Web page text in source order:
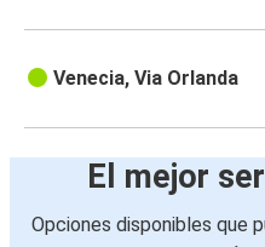
Venecia, Via Orlanda
El mejor
Opciones disponibles que